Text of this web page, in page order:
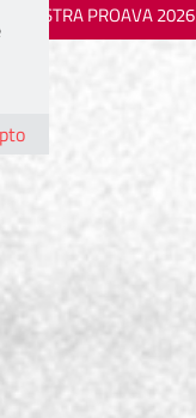
MOSTRA PROAVA 2026